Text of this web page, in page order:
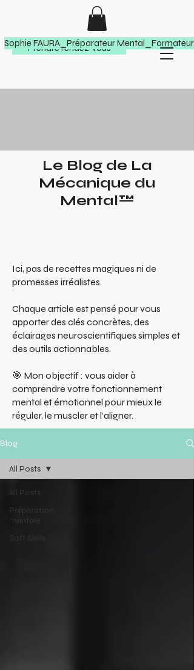
Prendre rendez-vous
Sophie FAURA_Préparateur Mental_Formateur
Le Blog de La
Mécanique du
Mental™
Ici, pas de recettes magiques ni de
promesses irréalistes.
Chaque article est pensé pour vous
apporter des clés concrètes, des
éclairages neuroscientifiques simples et
des outils actionnables.
🎯 Mon objectif : vous aider à
comprendre votre fonctionnement
mental et émotionnel pour mieux le
réguler, le muscler et l’aligner.
Blog
All Posts
Préparation
mentale
Soft Skills
All Posts